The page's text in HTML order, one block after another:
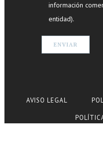
información
entidad).
AVISO LEGAL